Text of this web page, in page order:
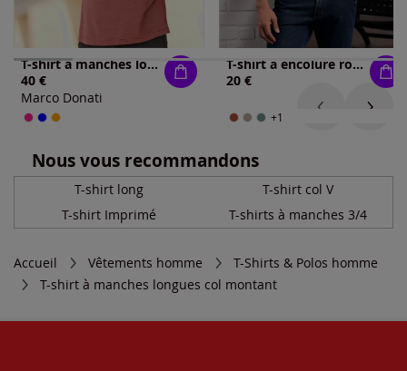
T-shirt à manches longues capuche tendance
40 €
Marco Donati
T-shirt à encolure ronde patte de boutonnage courte
20 €
+1
Nous vous recommandons
T-shirt long
T-shirt col V
T-shirt Imprimé
T-shirts à manches 3/4
Accueil Vêtements homme
T-Shirts & Polos homme
T-shirt à manches longues col montant